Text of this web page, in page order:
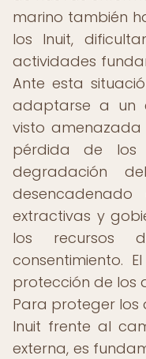
marino también
los Inuit,
actividades
Ante esta
adaptarse a un
visto
pérdida de los
degradación
extractivas y
los recursos
consentimiento.
protección de los
Para proteger los
Inuit frente al
externa, es